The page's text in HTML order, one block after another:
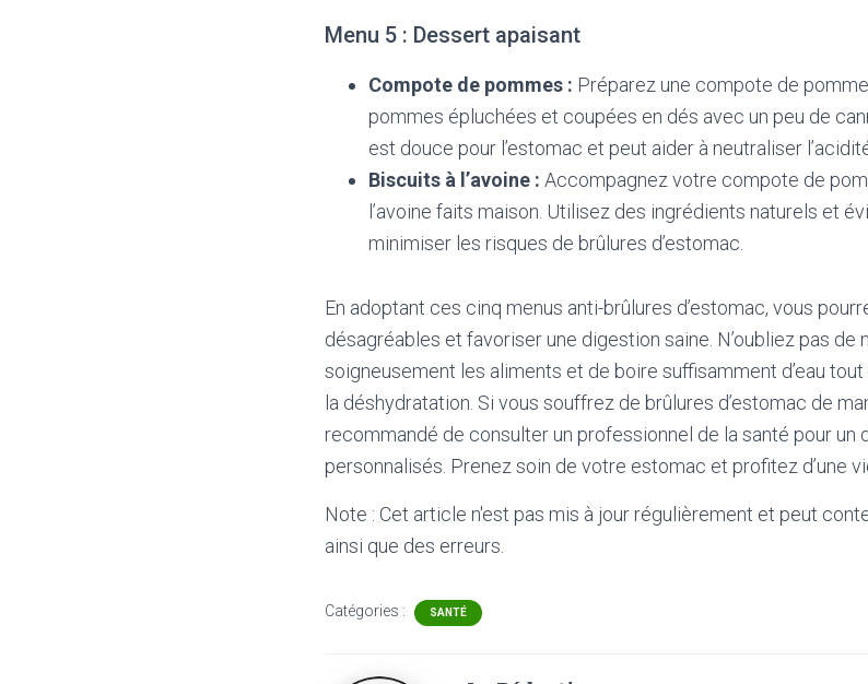
Menu 5 : Dessert apaisant
Compote de pommes : Préparez une compote de
pommes épluchées et coupées en dés avec un peu de
est douce pour l’estomac et peut aider à neutraliser
Biscuits à l’avoine : Accompagnez votre compote de
l’avoine faits maison. Utilisez des ingrédients naturels et
minimiser les risques de brûlures d’estomac.
En adoptant ces cinq menus anti-brûlures d’estomac, vous
désagréables et favoriser une digestion saine. N’oubliez pas
soigneusement les aliments et de boire suffisamment d’eau
la déshydratation. Si vous souffrez de brûlures d’estomac de
recommandé de consulter un professionnel de la santé pour
personnalisés. Prenez soin de votre estomac et profitez d’une
Note : Cet article n'est pas mis à jour régulièrement et peut
ainsi que des erreurs.
Catégories : SANTÉ